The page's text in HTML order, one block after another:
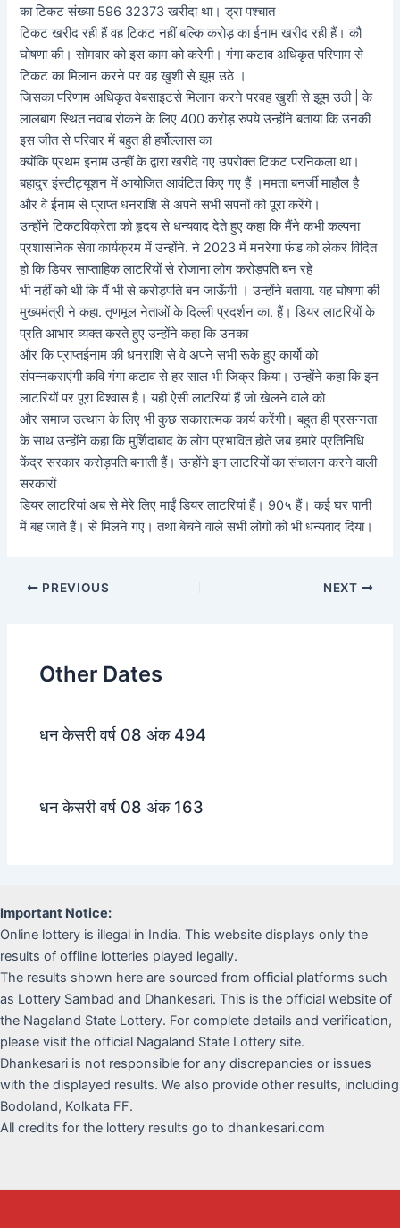
का टिकट संख्या 596 32373 खरीदा था। ड्रा पश्चात
टिकट खरीद रही हैं वह टिकट नहीं बल्कि करोड़ का ईनाम खरीद रही हैं। कौ
घोषणा की। सोमवार को इस काम को करेगी। गंगा कटाव अधिकृत परिणाम से
टिकट का मिलान करने पर वह खुशी से झूम उठे ।
जिसका परिणाम अधिकृत वेबसाइटसे मिलान करने परवह खुशी से झूम उठी | के
लालबाग स्थित नवाब रोकने के लिए 400 करोड़ रुपये उन्होंने बताया कि उनकी
इस जीत से परिवार में बहुत ही हर्षोल्लास का
क्योंकि प्रथम इनाम उन्हीं के द्वारा खरीदे गए उपरोक्त टिकट परनिकला था।
बहादुर इंस्टीट्यूशन में आयोजित आवंटित किए गए हैं ।ममता बनर्जी माहौल है
और वे ईनाम से प्राप्त धनराशि से अपने सभी सपनों को पूरा करेंगे।
उन्होंने टिकटविक्रेता को हृदय से धन्यवाद देते हुए कहा कि मैंने कभी कल्पना
प्रशासनिक सेवा कार्यक्रम में उन्होंने. ने 2023 में मनरेगा फंड को लेकर विदित
हो कि डियर साप्ताहिक लाटरियों से रोजाना लोग करोड़पति बन रहे
भी नहीं को थी कि मैं भी से करोड़पति बन जाऊँगी । उन्होंने बताया. यह घोषणा की
मुख्यमंत्री ने कहा. तृणमूल नेताओं के दिल्ली प्रदर्शन का. हैं। डियर लाटरियों के
प्रति आभार व्यक्त करते हुए उन्होंने कहा कि उनका
और कि प्राप्तईनाम की धनराशि से वे अपने सभी रूके हुए कार्यो को
संपन्‍नकराएंगी कवि गंगा कटाव से हर साल भी जिक्र किया। उन्होंने कहा कि इन
लाटरियों पर पूरा विश्वास है। यही ऐसी लाटरियां हैं जो खेलने वाले को
और समाज उत्थान के लिए भी कुछ सकारात्मक कार्य करेंगी। बहुत ही प्रसन्‍नता
के साथ उन्होंने कहा कि मुर्शिदाबाद के लोग प्रभावित होते जब हमारे प्रतिनिधि
केंद्र सरकार करोड़पति बनाती हैं। उन्होंने इन लाटरियों का संचालन करने वाली
सरकारों
डियर लाटरियां अब से मेरे लिए माईं डियर लाटरियां हैं। 90५ हैं। कई घर पानी
में बह जाते हैं। से मिलने गए। तथा बेचने वाले सभी लोगों को भी धन्यवाद दिया।
Post
PREVIOUS NEXT
Other Dates
धन केसरी वर्ष 08 अंक 494
धन केसरी वर्ष 08 अंक 163
Important Notice:
Online lottery is illegal in India. This website displays only the
results of offline lotteries played legally.
The results shown here are sourced from official platforms such
as Lottery Sambad and Dhankesari. This is the official website of
the Nagaland State Lottery. For complete details and verification,
please visit the official Nagaland State Lottery site.
Dhankesari is not responsible for any discrepancies or issues
with the displayed results. We also provide other results, including
Bodoland, Kolkata FF.
All credits for the lottery results go to dhankesari.com